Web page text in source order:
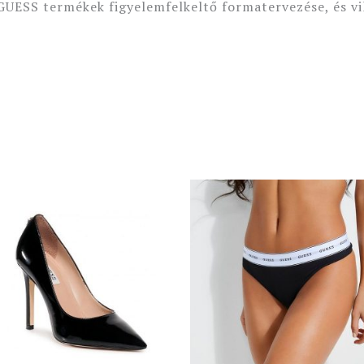
termékek figyelemfelkeltő formatervezése, és